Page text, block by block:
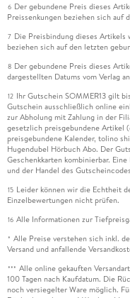
6 Der gebundene Preis dieses
Preissenkungen beziehen sich auf
7 Die Preisbindung dieses Artikels
beziehen sich auf den letzten
8 Der gebundene Preis dieses
dargestellten Datums vom Verlag
12 Ihr Gutschein SOMMER13 gilt
Gutschein ausschließlich online
zur Abholung mit Zahlung in der
gesetzlich preisgebundene Artikel
preisgebundene Kalender, tolino
Hugendubel Hörbuch Abo. Der
Geschenkkarten kombinierbar.
und der Handel des
15 Leider können wir die Echtheit
Einzelbewertungen nicht prüfen.
16 Alle Informationen zur
* Alle Preise verstehen sich inkl.
Versand und anfallende
*** Alle online gekauften
100 Tagen nach Kaufdatum. Die
noch versiegelter Ware möglich.